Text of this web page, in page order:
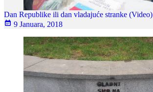
Dan Republike ili dan vladajuće stranke (Video)
9 Januara, 2018